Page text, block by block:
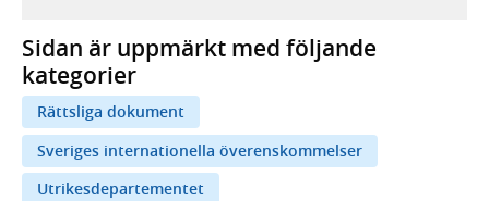
Sidan är uppmärkt med följande
kategorier
Rättsliga dokument
Sveriges internationella överenskommelser
Utrikesdepartementet